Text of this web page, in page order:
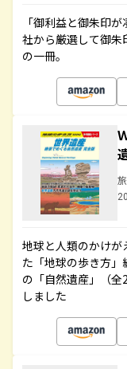
「御利益と御朱印
社から厳選して御
の一冊。
地球と人類のかけが
た「地球の歩き方」
の「自然遺産」（
しました